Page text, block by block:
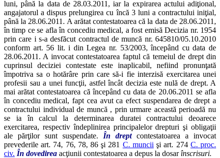
luni, până la data de 28.03.2011, iar la expirarea actului adiţional,
angajatorul a dispus prelungirea cu încă 3 luni a contractului iniţial,
până la 28.06.2011. A arătat contestatoarea că la data de 28.06.2011,
în timp ce se afla în concediu medical, a fost emisă Decizia nr. 1954
prin care i s-a desfăcut contractul de muncă nr. 645810/05.10.2010
conform art. 56 lit. i din Legea nr. 53/2003, începând cu data de
28.06.2011. A invocat contestatoarea faptul că temeiul de drept din
cuprinsul deciziei contestate este inaplicabil, nefiind pronunţată
împotriva sa o hotărâre prin care să-i fie interzisă exercitarea unei
profesii sau a unei funcţii, astfel încât decizia este nulă de drept. A
mai arătat contestatoarea că începând cu data de 20.06.2011 se afla
în concediu medical, fapt cea avut ca efect suspendarea de drept a
contractului individual de muncă , prin urmare această perioadă nu
se ia în calcul la determinarea duratei contractului deoarece
exercitarea, respectiv îndeplinirea principalelor drepturi şi obligaţii
ale părţilor sunt suspendate.
În dreptcontestatoarea a invocat
prevederile art. 74, 76, 78, 86 şi 281 C. muncii şi art. 274 C. proc.
civ. În dovedirea acţiunii contestatoarea a depus la dosarînscrisuri.